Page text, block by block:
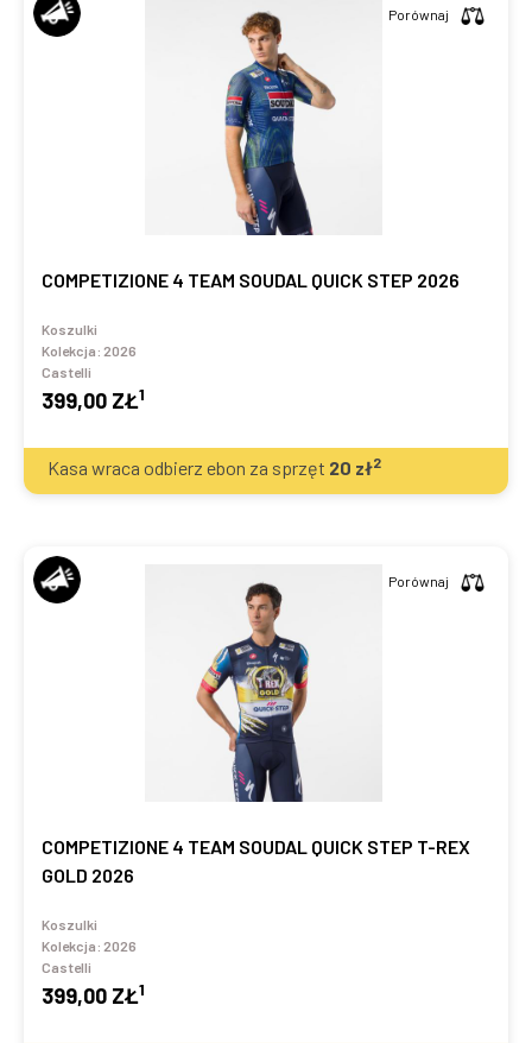
COMPETIZIONE 4 TEAM SOUDAL QUICK STEP 2026
Koszulki
Kolekcja: 2026
Castelli
399,00 ZŁ1
Porównaj
Kasa wraca odbierz ebon za sprzęt 20 zł2
COMPETIZIONE 4 TEAM SOUDAL QUICK STEP T-REX
GOLD 2026
Koszulki
Kolekcja: 2026
Castelli
399,00 ZŁ1
Porównaj